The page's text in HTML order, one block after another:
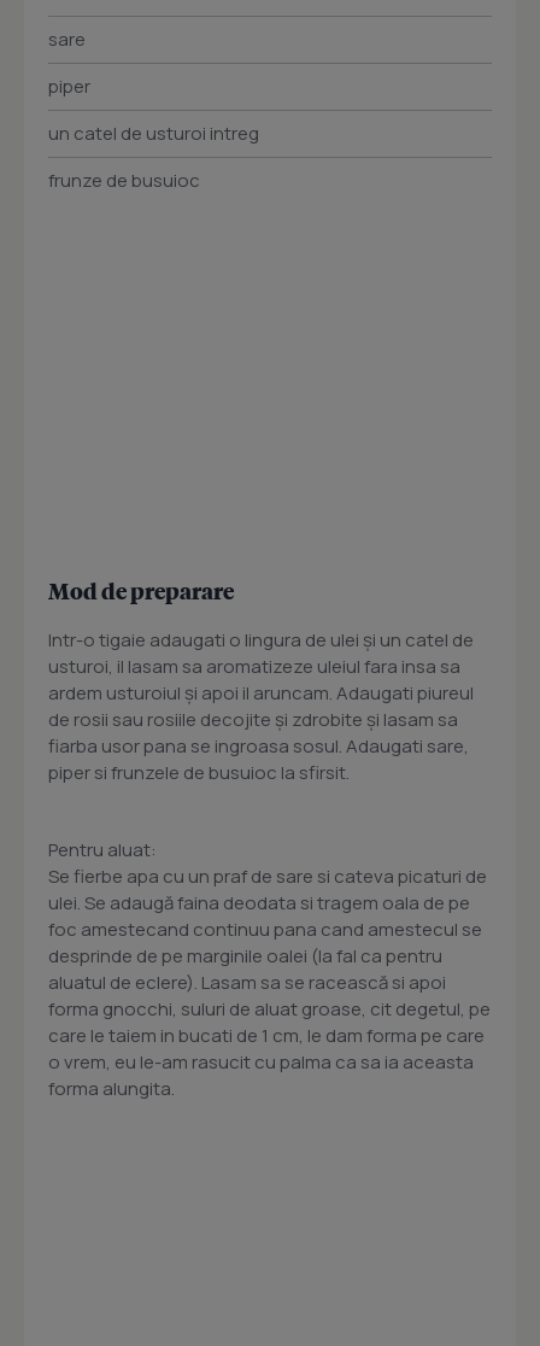
sare
piper
un catel de usturoi intreg
frunze de busuioc
Mod de preparare
Intr-o tigaie adaugati o lingura de ulei şi un catel de
usturoi, il lasam sa aromatizeze uleiul fara insa sa
ardem usturoiul şi apoi il aruncam. Adaugati piureul
de rosii sau rosiile decojite şi zdrobite şi lasam sa
fiarba usor pana se ingroasa sosul. Adaugati sare,
piper si frunzele de busuioc la sfirsit.
Pentru aluat:
Se fierbe apa cu un praf de sare si cateva picaturi de
ulei. Se adaugă faina deodata si tragem oala de pe
foc amestecand continuu pana cand amestecul se
desprinde de pe marginile oalei (la fal ca pentru
aluatul de eclere). Lasam sa se racească si apoi
forma gnocchi, suluri de aluat groase, cit degetul, pe
care le taiem in bucati de 1 cm, le dam forma pe care
o vrem, eu le-am rasucit cu palma ca sa ia aceasta
forma alungita.